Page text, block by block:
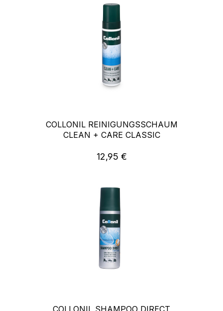
COLLONIL REINIGUNGSSCHAUM
CLEAN + CARE CLASSIC
Regulärer Preis:
12,95 €